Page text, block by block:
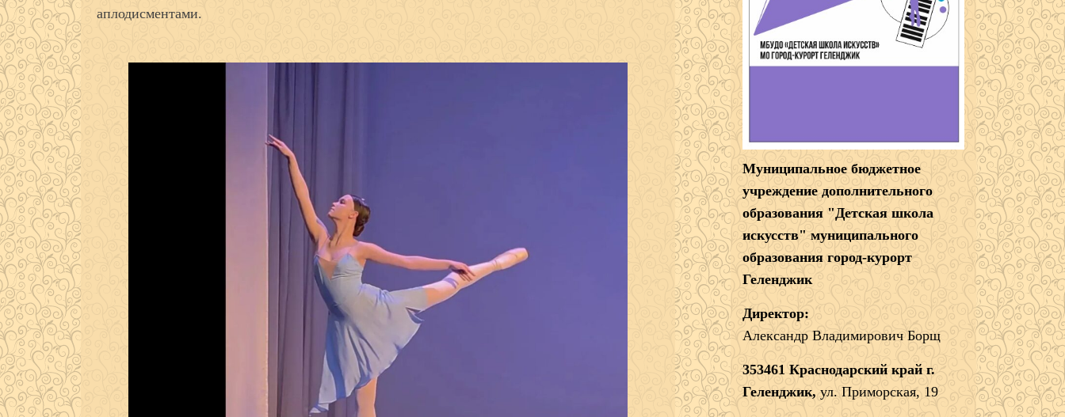
аплодисментами.
Муниципальное бюджетное
учреждение дополнительного
образования "Детская школа
искусств" муниципального
образования город-курорт
Геленджик
Директор:
Александр Владимирович Борщ
353461 Краснодарский край г.
Геленджик, ул. Приморская, 19